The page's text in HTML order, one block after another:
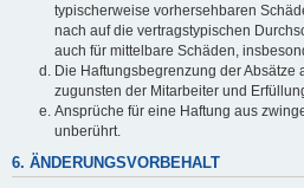
typischerweise vorhersehbaren
nach auf die vertragstypischen
auch für mittelbare Schäden,
Die Haftungsbegrenzung der Absätze
zugunsten der Mitarbeiter und
Ansprüche für eine Haftung aus
unberührt.
6. ÄNDERUNGSVORBEHALT